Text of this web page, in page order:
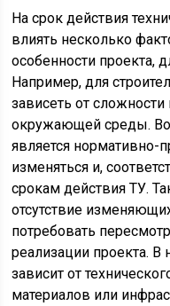
На срок действия
влиять несколько
особенности проекта,
Например, для
зависеть от
окружающей среды.
является нормативно-
изменяться и,
срокам действия ТУ.
отсутствие
потребовать
реализации проекта. В
зависит от
материалов или